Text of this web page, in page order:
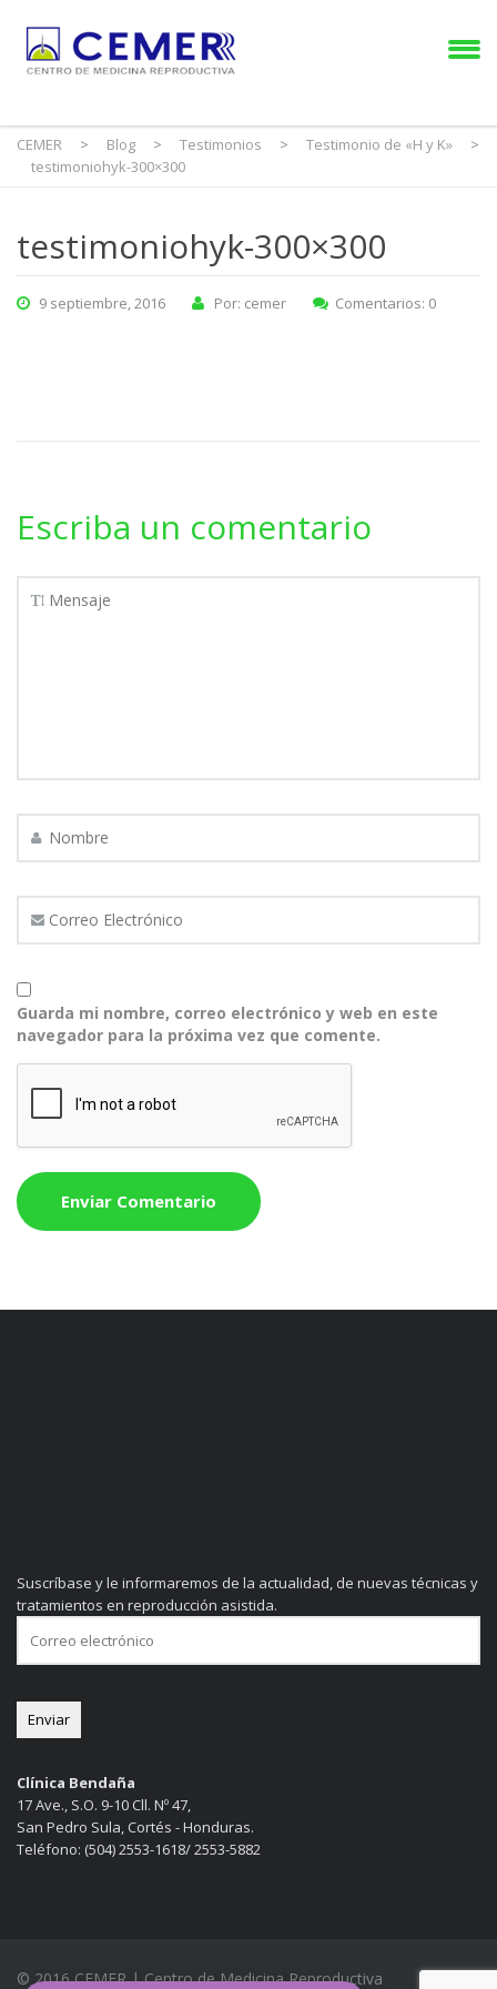
CEMER > Blog > Testimonios > Testimonio de «H y K»
>
testimoniohyk-300×300
testimoniohyk-300×300
9 septiembre, 2016 Por: cemer Comentarios: 0
Escriba un comentario
Guarda mi nombre, correo electrónico y web en este
navegador para la próxima vez que comente.
Suscríbase y le informaremos de la actualidad, de nuevas técnicas y
tratamientos en reproducción asistida.
Clínica Bendaña
17 Ave., S.O. 9-10 Cll. Nº 47,
San Pedro Sula, Cortés - Honduras.
Teléfono: (504) 2553-1618/ 2553-5882
© 2016 CEMER | Centro de Medicina Reproductiva